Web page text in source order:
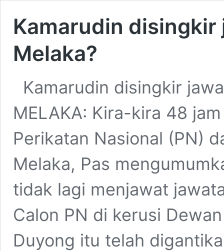
Kamarudin disingkir
Melaka?
Kamarudin disingkir
MELAKA: Kira-kira 48
Perikatan Nasional (PN)
Melaka, Pas
tidak lagi menjawat
Calon PN di kerusi
Duyong itu telah